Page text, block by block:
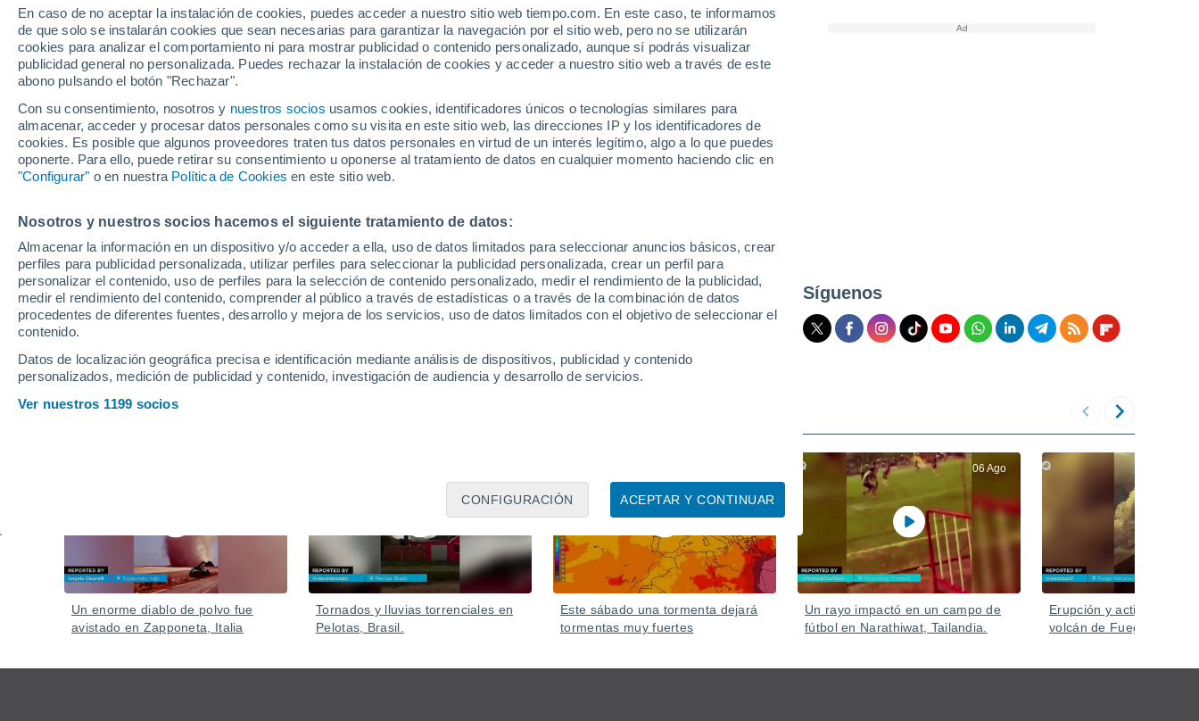
En caso de no aceptar la instalación de cookies, puedes acceder a nuestro sitio web tiempo.com. En este caso, te informamos
de que solo se instalarán cookies que sean necesarias para garantizar la navegación por el sitio web, pero no se utilizarán
cookies para analizar el comportamiento ni para mostrar publicidad o contenido personalizado, aunque sí podrás visualizar
publicidad general no personalizada. Puedes rechazar la instalación de cookies y acceder a nuestro sitio web a través de este
abono pulsando el botón "Rechazar".
Con su consentimiento, nosotros y nuestros socios usamos cookies, identificadores únicos o tecnologías similares para
almacenar, acceder y procesar datos personales como su visita en este sitio web, las direcciones IP y los identificadores de
cookies. Es posible que algunos proveedores traten tus datos personales en virtud de un interés legítimo, algo a lo que puedes
oponerte. Para ello, puede retirar su consentimiento u oponerse al tratamiento de datos en cualquier momento haciendo clic en
"Configurar" o en nuestra Política de Cookies en este sitio web.
Nosotros y nuestros socios hacemos el siguiente tratamiento de datos:
Almacenar la información en un dispositivo y/o acceder a ella, uso de datos limitados para seleccionar anuncios básicos, crear
perfiles para publicidad personalizada, utilizar perfiles para seleccionar la publicidad personalizada, crear un perfil para
personalizar el contenido, uso de perfiles para la selección de contenido personalizado, medir el rendimiento de la publicidad,
medir el rendimiento del contenido, comprender al público a través de estadísticas o a través de la combinación de datos
procedentes de diferentes fuentes, desarrollo y mejora de los servicios, uso de datos limitados con el objetivo de seleccionar el
contenido.
Datos de localización geográfica precisa e identificación mediante análisis de dispositivos, publicidad y contenido
personalizados, medición de publicidad y contenido, investigación de audiencia y desarrollo de servicios.
Ver nuestros 1199 socios
ACEPTAR Y CONTINUAR
CONFIGURACIÓN
El huracán Melissa toca tierra en el sur de
Jamaica
Se trata de uno de los ciclones tropicales más intensos desde que hay registros en el Atlántico. Está dejando
lluvias, vientos y marejadas catastróficos en la isla.
Síguenos
Vídeos
Un enorme diablo de polvo fue
avistado en Zapponeta, Italia
Tornados y lluvias torrenciales en
Pelotas, Brasil.
Este sábado una tormenta dejará
tormentas muy fuertes
06 Ago
Un rayo impactó en un campo de
fútbol en Narathiwat, Tailandia.
Erupción y actividad
volcán de Fuego,